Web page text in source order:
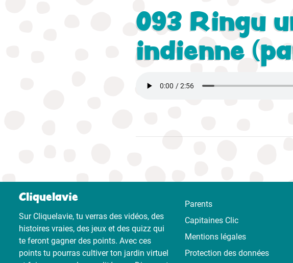
093 Ringu
indienne
Cliquelavie
Sur Cliquelavie, tu verras des vidéos, des
histoires vraies, des jeux et des quizz qui
te feront gagner des points. Avec ces
points tu pourras cultiver ton jardin virtuel
Parents
Capitaines Clic
Mentions légales
Protection des données